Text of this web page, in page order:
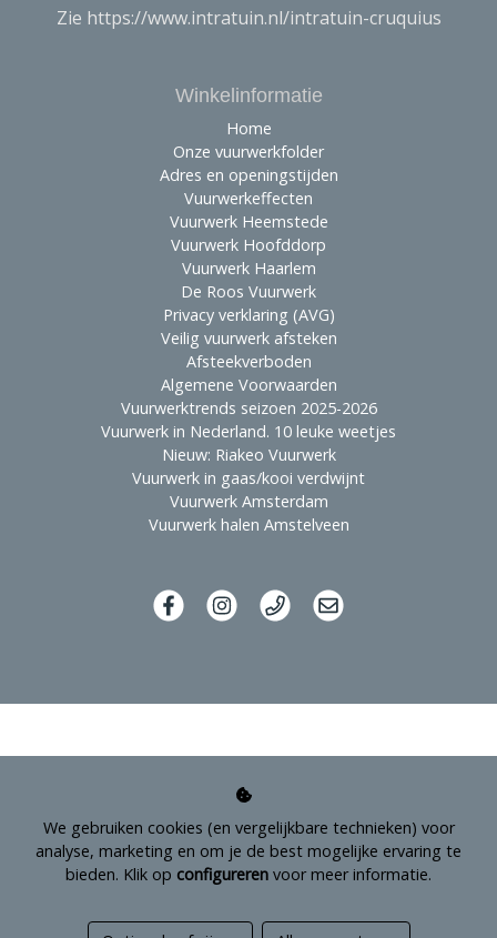
We gebruiken cookies (en vergelijkbare technieken) voor
analyse, marketing en om je de best mogelijke ervaring te
bieden. Klik op configureren voor meer informatie.
Zie https://www.intratuin.nl/intratuin-cruquius
Winkelinformatie
Home
Onze vuurwerkfolder
Adres en openingstijden
Vuurwerkeffecten
Vuurwerk Heemstede
Vuurwerk Hoofddorp
Vuurwerk Haarlem
De Roos Vuurwerk
Privacy verklaring (AVG)
Veilig vuurwerk afsteken
Afsteekverboden
Algemene Voorwaarden
Vuurwerktrends seizoen 2025-2026
Vuurwerk in Nederland. 10 leuke weetjes
Nieuw: Riakeo Vuurwerk
Vuurwerk in gaas/kooi verdwijnt
Vuurwerk Amsterdam
Vuurwerk halen Amstelveen
Managed hosting